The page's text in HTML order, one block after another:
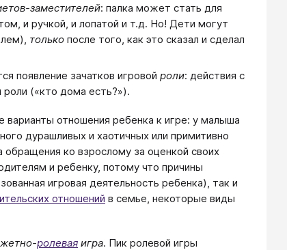
заместителей: палка может стать для
и ручкой, и лопатой и т.д. Но! Дети могут
только после того, как это сказал и сделал
появление зачатков игровой роли: действия с
(«кто дома есть?»).
отношения ребенка к игре: у малыша
дурашливых и хаотичных или примитивно
ко взрослому за оценкой своих
и ребенку, потому что причины
игровая деятельность ребенка), так и
отношений в семье, некоторые виды
ролевая игра. Пик ролевой игры